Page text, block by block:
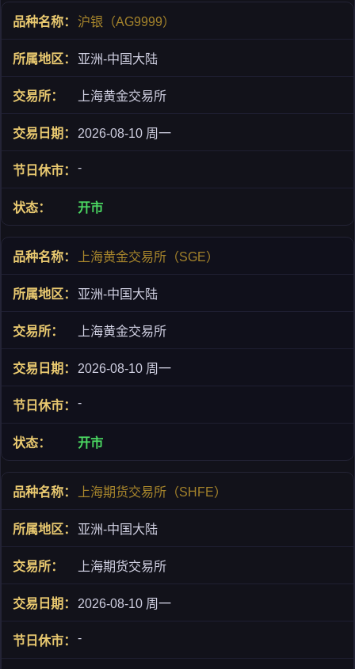
沪银（AG9999）
亚洲-中国大陆
上海黄金交易所
2026-08-10 周一
-
开市
上海黄金交易所（SGE）
亚洲-中国大陆
上海黄金交易所
2026-08-10 周一
-
开市
上海期货交易所（SHFE）
亚洲-中国大陆
上海期货交易所
2026-08-10 周一
-